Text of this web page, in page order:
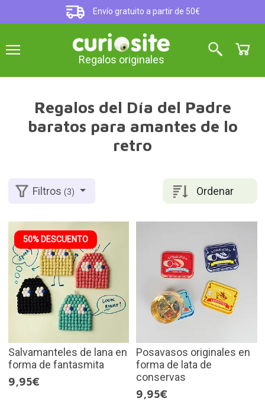
Envío gratuito a partir de 50€
Regalos originales
Regalos del Día del Padre
baratos para amantes de lo
retro
Ordenar
Filtros(3)
50% DESCUENTO
Salvamanteles de lana en
forma de fantasmita
9,95€
Posavasos originales en
forma de lata de
conservas
9,95€